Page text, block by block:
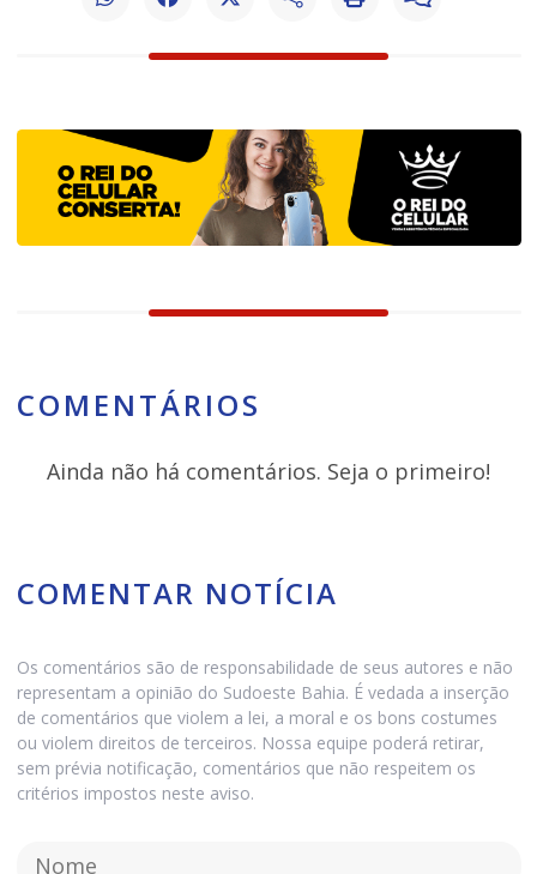
COMENTÁRIOS
Ainda não há comentários. Seja o primeiro!
COMENTAR NOTÍCIA
Os comentários são de responsabilidade de seus autores e não
representam a opinião do Sudoeste Bahia. É vedada a inserção
de comentários que violem a lei, a moral e os bons costumes
ou violem direitos de terceiros. Nossa equipe poderá retirar,
sem prévia notificação, comentários que não respeitem os
critérios impostos neste aviso.